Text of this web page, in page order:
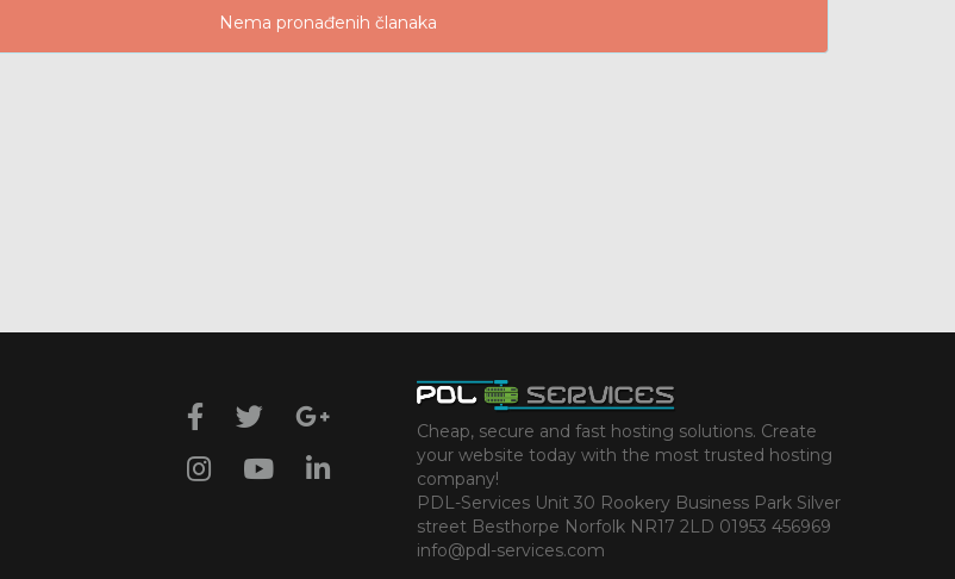
Nema pronađenih članaka
Cheap, secure and fast hosting solutions. Create
your website today with the most trusted hosting
company!
PDL-Services Unit 30 Rookery Business Park Silver
street Besthorpe Norfolk NR17 2LD 01953 456969
info@pdl-services.com